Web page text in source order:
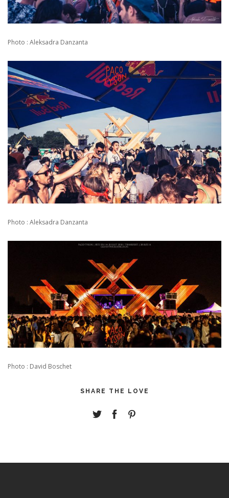
Photo : Aleksadra Danzanta
Photo : Aleksadra Danzanta
Photo : David Boschet
SHARE THE LOVE